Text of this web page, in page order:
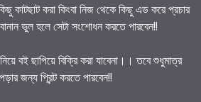
কাটছাট করা কিংবা নিজ থেকে কিছু এড করে প্রচার
ভুল হলে সেটা সংশোধন করতে পারবেন!!
বই ছাপিয়ে বিক্রি করা যাবেনা।। তবে শুধুমাত্র
জন্য প্রিন্ট করতে পারবেন!!